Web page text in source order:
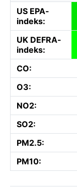
US EPA-
indeks:
UK DEFRA-
indeks:
CO:
O3:
NO2:
SO2:
PM2.5:
PM10: